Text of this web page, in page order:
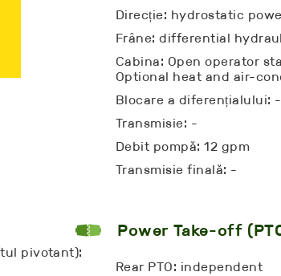
pivotant):
Direcție: hydrostatic
Frâne: differential
Cabina: Open operator
Optional heat and air-
Blocare a diferențialului: -
Transmisie: -
Debit pompă: 12 gpm
Transmisie finală: -
Power Take-off
Rear PTO: independent